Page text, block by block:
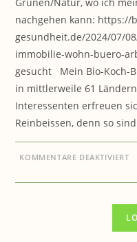
nachgehen kann: https://
gesundheit.de/2024/07/
immobilie-wohn-buero-
gesucht Mein Bio-Koch-
in mittlerweile 61
Interessenten erfreuen
Reinbeissen, denn so
KOMMENTARE DEAKTIVIERT